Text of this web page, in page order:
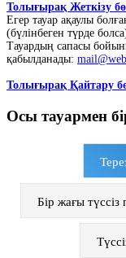
Толығырақ Жеткізу
Егер тауар ақаулы
(бүлінбеген түрде
Тауардың сапасы
қабылданады:
Толығырақ Қайтару
Осы тауармен
Бір жағы түссіз